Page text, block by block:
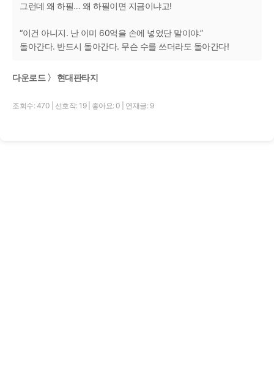
그런데 왜 하필… 왜 하필이면 지금이냐고!
“이건 아니지. 난 이미 60억을 손에 넣었단 말이야.”
돌아간다. 반드시 돌아간다. 무슨 수를 쓰더라도 돌아간다!
다운로드 〉 현대판타지
조회수: 470 선호작: 19 좋아요: 0 연재글: 9